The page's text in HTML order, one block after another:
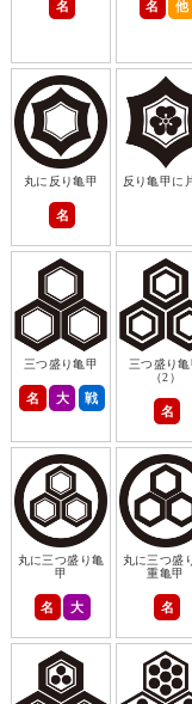
名 名 他
丸に反り亀甲
名
反り亀甲に
三つ盛り亀甲
名 大 戦
三つ盛り亀
（2）
名
丸に三つ盛り亀
甲
名 大
丸に三つ盛
重亀甲
名